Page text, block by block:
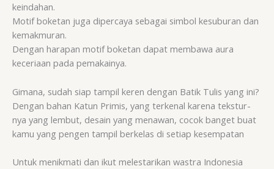
keindahan.
Motif boketan juga dipercaya sebagai simbol kesuburan dan
kemakmuran.
Dengan harapan motif boketan dapat membawa aura
keceriaan pada pemakainya.
Gimana, sudah siap tampil keren dengan Batik Tulis yang ini?
Dengan bahan Katun Primis, yang terkenal karena tekstur-
nya yang lembut, desain yang menawan, cocok banget buat
kamu yang pengen tampil berkelas di setiap kesempatan
Untuk menikmati dan ikut melestarikan wastra Indonesia